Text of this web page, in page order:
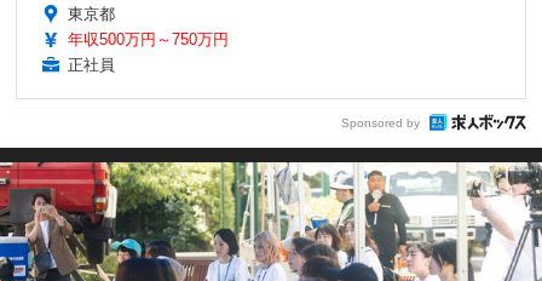
東京都
年収500万円～750万円
正社員
Sponsored by